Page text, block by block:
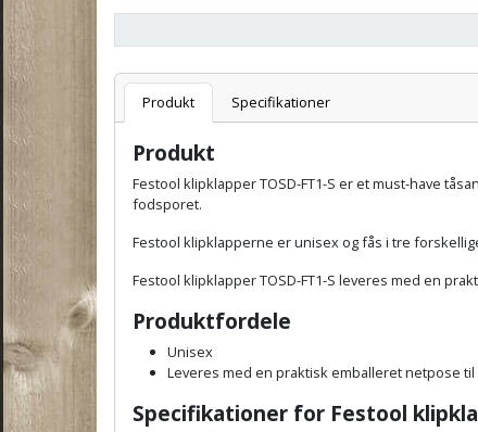
Varenummer
Produkt
Specifikationer
Produkt
Festool klipklapperTOSD-FT1-S er et must-have
fodsporet.
Festool klipklapperne er unisex og fås i tre forskellige
Festool klipklapperTOSD-FT1-S leveres med en
Produktfordele
Unisex
L everes med en praktisk emballeret netpose
Specifikationer for Festool